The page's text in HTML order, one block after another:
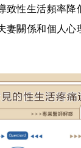
致性生活頻率降
妻關係和個人心